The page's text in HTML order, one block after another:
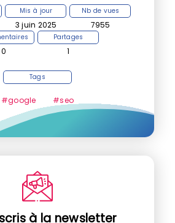
Mis à jour
3 juin 2025
Nb de vues
7955
0
Partages
1
Tags
#google #seo
à la newsletter